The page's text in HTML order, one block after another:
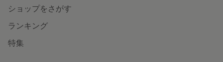
ショップをさがす
ランキング
特集